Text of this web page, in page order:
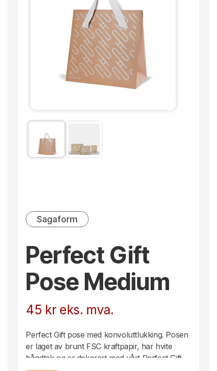
Sagaform
Perfect Gift
Pose Medium
45 kr eks. mva.
Perfect Gift pose med konvoluttlukking. Posen
er laget av brunt FSC kraftpapir, har hvite
håndtak og er dekorert med vårt Perfect Gift-